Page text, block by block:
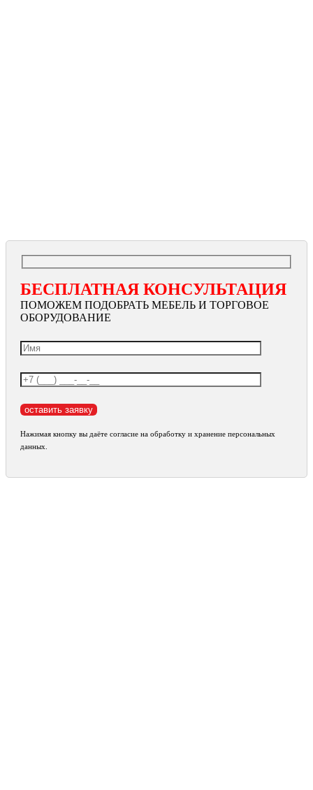
БЕСПЛАТНАЯ КОНСУЛЬТАЦИЯ
ПОМОЖЕМ ПОДОБРАТЬ МЕБЕЛЬ И ТОРГОВОЕ
ОБОРУДОВАНИЕ
Нажимая кнопку вы даёте согласие на обработку и хранение персональных
данных.